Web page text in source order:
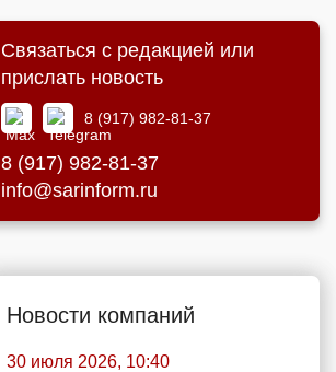
Связаться с редакцией или
прислать новость
8 (917) 982-81-37
8 (917) 982-81-37
info@sarinform.ru
Новости компаний
30 июля 2026, 10:40